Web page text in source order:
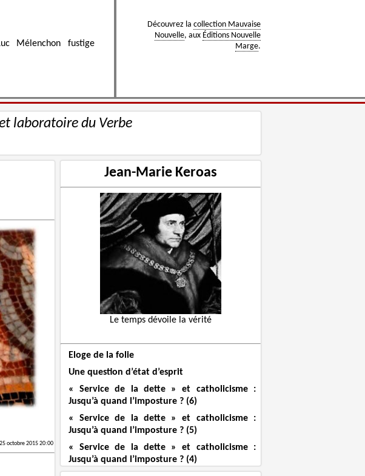
Mélenchon fustige
Découvrez la collection Mauvaise
Nouvelle, aux Éditions Nouvelle
Marge.
laboratoire du Verbe
25 octobre 2015 20:00
Jean-Marie Keroas
Le temps dévoile la vérité
Eloge de la folie
Une question d’état d’esprit
« Service de la dette » et catholicisme :
Jusqu’à quand l’imposture ? (6)
« Service de la dette » et catholicisme :
Jusqu’à quand l’imposture ? (5)
« Service de la dette » et catholicisme :
Jusqu’à quand l’imposture ? (4)